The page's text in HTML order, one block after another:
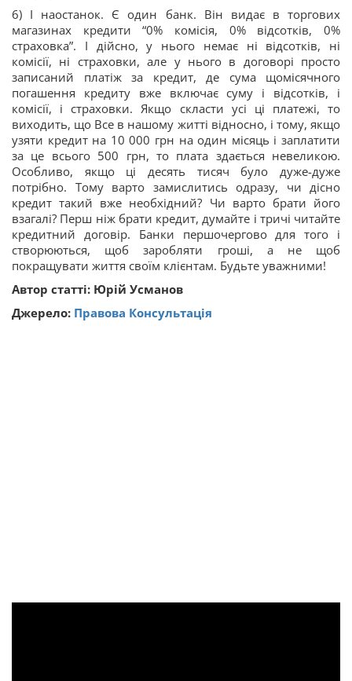
6) І наостанок. Є один банк. Він видає в торгових
магазинах кредити “0% комісія, 0% відсотків, 0%
страховка”. І дійсно, у нього немає ні відсотків, ні
комісії, ні страховки, але у нього в договорі просто
записаний платіж за кредит, де сума щомісячного
погашення кредиту вже включає суму і відсотків, і
комісії, і страховки. Якщо скласти усі ці платежі, то
виходить, що Все в нашому житті відносно, і тому, якщо
узяти кредит на 10 000 грн на один місяць і заплатити
за це всього 500 грн, то плата здається невеликою.
Особливо, якщо ці десять тисяч було дуже-дуже
потрібно. Тому варто замислитись одразу, чи дісно
кредит такий вже необхідний? Чи варто брати його
взагалі? Перш ніж брати кредит, думайте і тричі читайте
кредитний договір. Банки першочергово для того і
створюються, щоб заробляти гроші, а не щоб
покращувати життя своїм клієнтам. Будьте уважними!
Автор статті: Юрій Усманов
Джерело: Правова Консультація